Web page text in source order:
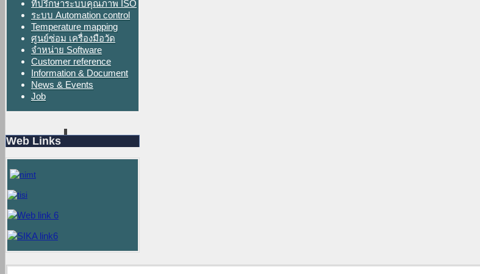
ที่ปรึกษาระบบคุณภาพ ISO
ระบบ Automation control
Temperature mapping
ศูนย์ซ่อม เครื่องมือวัด
จำหน่าย Software
Customer reference
Information & Document
News & Events
Job
Web Links